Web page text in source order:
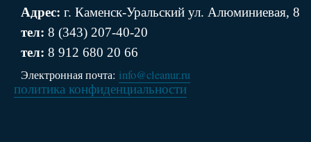
Адрес: г. Каменск-Уральский ул. Алюминиевая, 8
тел: 8 (343) 207-40-20
тел: 8 912 680 20 66
Электронная почта: info@cleanur.ru
политика конфиденциальности